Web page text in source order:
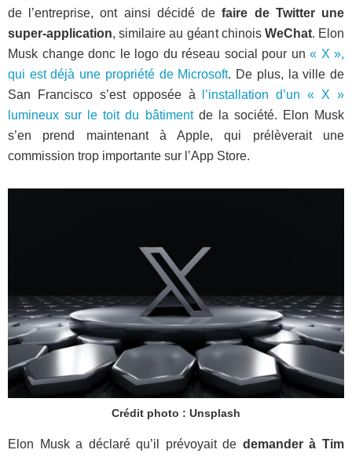
de l’entreprise, ont ainsi décidé de faire de Twitter une
super-application, similaire au géant chinois WeChat. Elon
Musk change donc le logo du réseau social pour un « X »,
qui est déjà une propriété de Microsoft. De plus, la ville de
San Francisco s’est opposée à
l’installation d’un « X »
lumineux sur le toit du bâtiment de la société. Elon Musk
s’en prend maintenant à Apple, qui prélèverait une
commission trop importante sur l’App Store.
Crédit photo : Unsplash
Elon Musk a déclaré qu’il prévoyait de demander à Tim